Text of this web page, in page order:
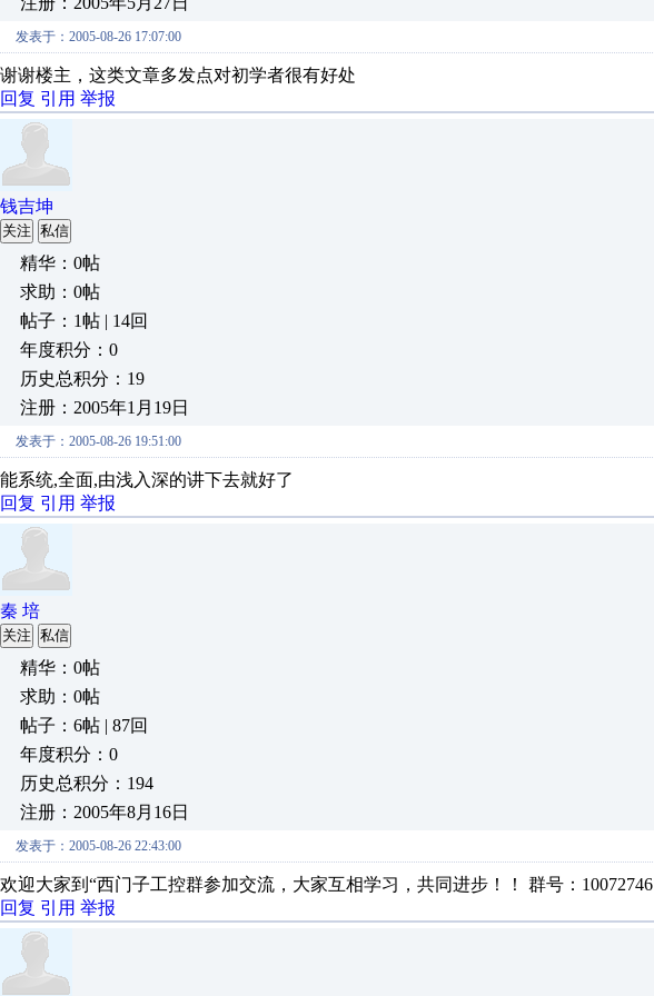
发表于：2005-08-26 17:07:00
谢谢楼主，这类文章多发点对初学者很有好处
回复 引用 举报
钱吉坤
关注 私信
精华：0帖
求助：0帖
帖子：1帖 | 14回
年度积分：0
历史总积分：19
注册：2005年1月19日
发表于：2005-08-26 19:51:00
能系统,全面,由浅入深的讲下去就好了
回复 引用 举报
秦 培
关注 私信
精华：0帖
求助：0帖
帖子：6帖 | 87回
年度积分：0
历史总积分：194
注册：2005年8月16日
发表于：2005-08-26 22:43:00
欢迎大家到“西门子工控群参加交流，大家互相学习，共同进步！！ 群号：10072746
回复 引用 举报